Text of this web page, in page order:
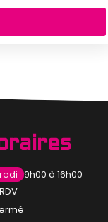
9h00 à 16h00